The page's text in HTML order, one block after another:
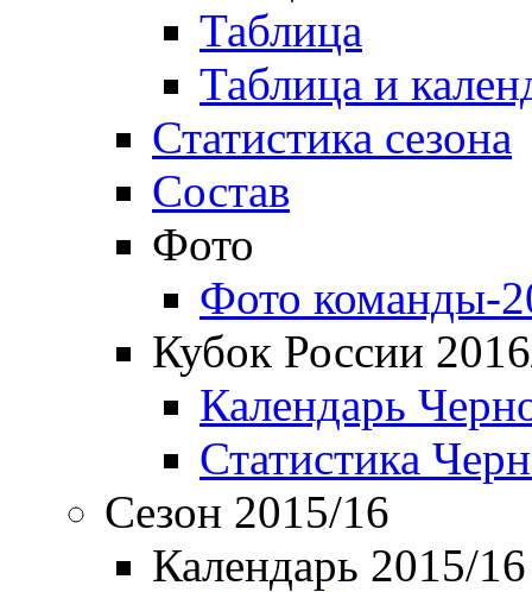
Таблица
Таблица и
Статистика сезона
Состав
Фото
Фото команды-
Кубок России
Календарь
Статистика
Сезон 2015/16
Календарь 2015/16